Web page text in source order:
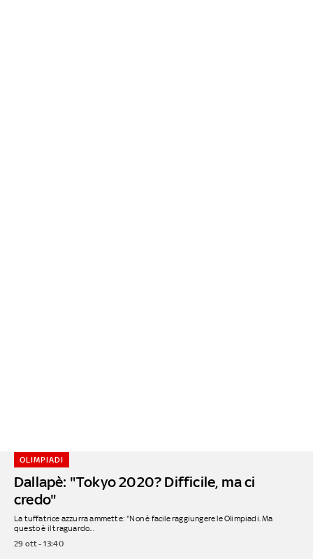
Dallapè: "Tokyo 2020? Difficile, ma ci
credo"
OLIMPIADI
La tuffatrice azzurra ammette: "Non è facile raggiungere le Olimpiadi. Ma
questo è il traguardo...
29 ott - 13:40